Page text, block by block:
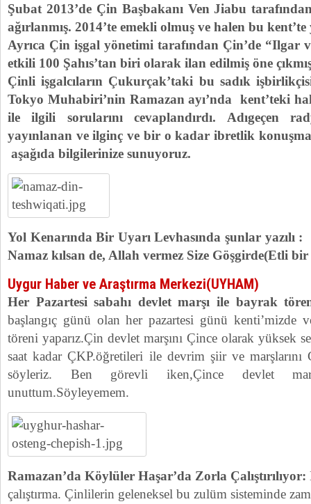
Şubat 2013’de Çin Başbakanı Ven Jiabu
ağırlanmış. 2014’te emekli olmuş ve halen bu
Ayrıca Çin işgal yönetimi tarafından Çin’de “Ilgar
etkili 100 Şahıs’tan biri olarak ilan edilmiş öne
Çinli işgalcıların Çukurçak’taki bu sadık
Tokyo Muhabiri’nin Ramazan ayı’nda kent’teki
ile ilgili sorularını cevaplandırdı. Adıgeçen
yayınlanan ve ilginç ve bir o kadar ibretlik
aşağıda bilgilerinize sunuyoruz.
Yol Kenarında Bir Uyarı Levhasında şunlar yazılı
Namaz kılsan de, Allah vermez Size Göşgirde(Etli bir
Uygur Haber ve Araştırma Merkezi(UYHAM)
Her Pazartesi sabahı devlet marşı ile bayrak
başlangıç günü olan her pazartesi günü kenti’mizde
töreni yaparız.Çin devlet marşını Çince olarak yüksek
saat kadar ÇKP.öğretileri ile devrim şiir ve
söyleriz. Ben görevli iken,Çince devlet
unuttum.Söyleyemem.
Ramazan’da Köylüler Haşar’da Zorla Çalıştırılıyor:
çalıştırma. Çinlilerin geleneksel bu zulüm sisteminde